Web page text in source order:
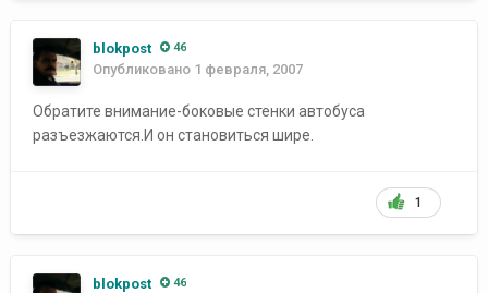
blokpost 46
Опубликовано 1 февраля, 2007
Обратите внимание-боковые стенки автобуса
разъезжаются.И он становиться шире.
1
blokpost 46